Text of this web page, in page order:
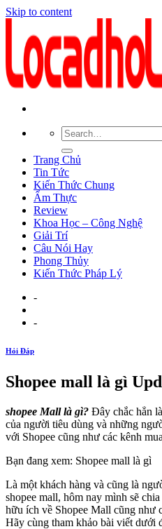
Skip to content
Trang Chủ
Tin Tức
Kiến Thức Chung
Ẩm Thực
Review
Khoa Học – Công Nghệ
Giải Trí
Câu Nói Hay
Phong Thủy
Kiến Thức Pháp Lý
-
-
Hỏi Đáp
Shopee mall là gì
shopee Mall là gì? Đây chắc hẳn
của người tiêu dùng và những
với Shopee cũng như các kênh
Bạn đang xem: Shopee mall là gì
Là một khách hàng và cũng là
shopee mall, hôm nay mình sẽ
hữu ích về Shopee Mall cũng như
Hãy cùng tham khảo bài viết dưới